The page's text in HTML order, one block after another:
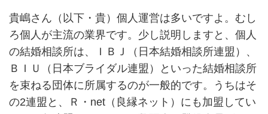
貴嶋さん（以下・貴）個人運営は多いですよ。むし
ろ個人が主流の業界です。少し説明しますと、個人
の結婚相談所は、ＩＢＪ（日本結婚相談所連盟）、
ＢＩＵ（日本ブライダル連盟）といった結婚相談所
を束ねる団体に所属するのが一般的です。うちはそ
の2連盟と、Ｒ・net（良縁ネット）にも加盟してい